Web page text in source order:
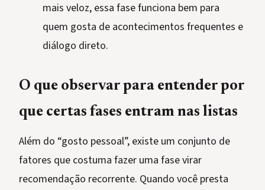
mais veloz, essa fase funciona bem para
quem gosta de acontecimentos frequentes e
diálogo direto.
O que observar para entender por
que certas fases entram nas listas
Além do “gosto pessoal”, existe um conjunto de
fatores que costuma fazer uma fase virar
recomendação recorrente. Quando você presta